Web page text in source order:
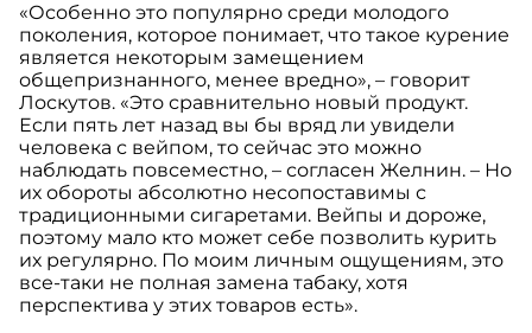
«Особенно это популярно среди молодого
поколения, которое понимает, что такое курение
является некоторым замещением
общепризнанного, менее вредно», – говорит
Лоскутов. «Это сравнительно новый продукт.
Если пять лет назад вы бы вряд ли увидели
человека с вейпом, то сейчас это можно
наблюдать повсеместно, – согласен Желнин. – Но
их обороты абсолютно несопоставимы с
традиционными сигаретами. Вейпы и дороже,
поэтому мало кто может себе позволить курить
их регулярно. По моим личным ощущениям, это
все-таки не полная замена табаку, хотя
перспектива у этих товаров есть».